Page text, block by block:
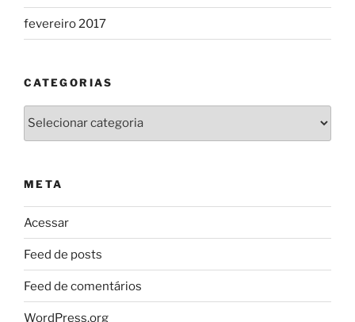
fevereiro 2017
CATEGORIAS
Categorias
META
Acessar
Feed de posts
Feed de comentários
WordPress.org